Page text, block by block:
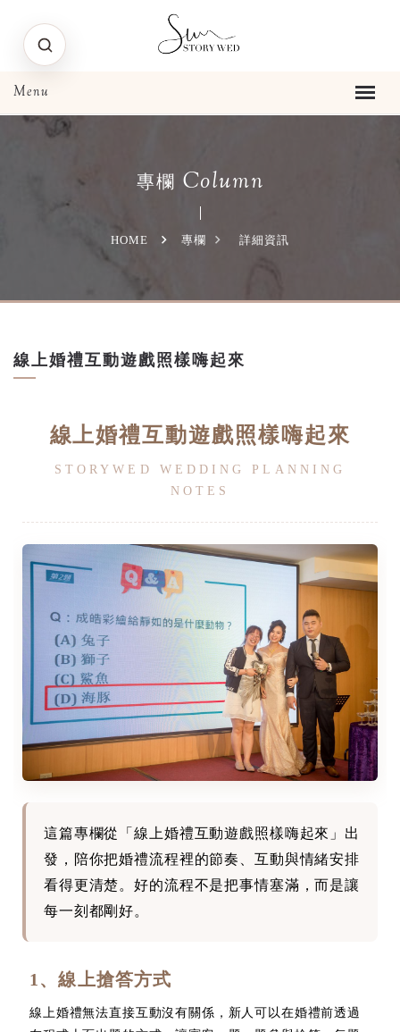
專欄 Column
HOME 專欄 詳細資訊
線上婚禮互動遊戲照樣嗨起來
線上婚禮互動遊戲照樣嗨起來
STORYWED WEDDING PLANNING
NOTES
這篇專欄從「線上婚禮互動遊戲照樣嗨起來」出
發，陪你把婚禮流程裡的節奏、互動與情緒安排
看得更清楚。好的流程不是把事情塞滿，而是讓
每一刻都剛好。
1、線上搶答方式
線上婚禮無法直接互動沒有關係，新人可以在婚禮前透過